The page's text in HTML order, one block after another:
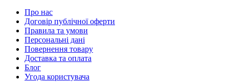
Про нас
Договір публічної оферти
Правила та умови
Персональні дані
Повернення товару
Доставка та оплата
Блог
Угода користувача